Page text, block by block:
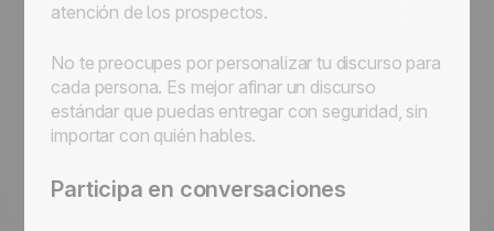
atención de los prospectos.
No te preocupes por personalizar tu discurso para
cada persona. Es mejor afinar un discurso
estándar que puedas entregar con seguridad, sin
importar con quién hables.
Participa en conversaciones